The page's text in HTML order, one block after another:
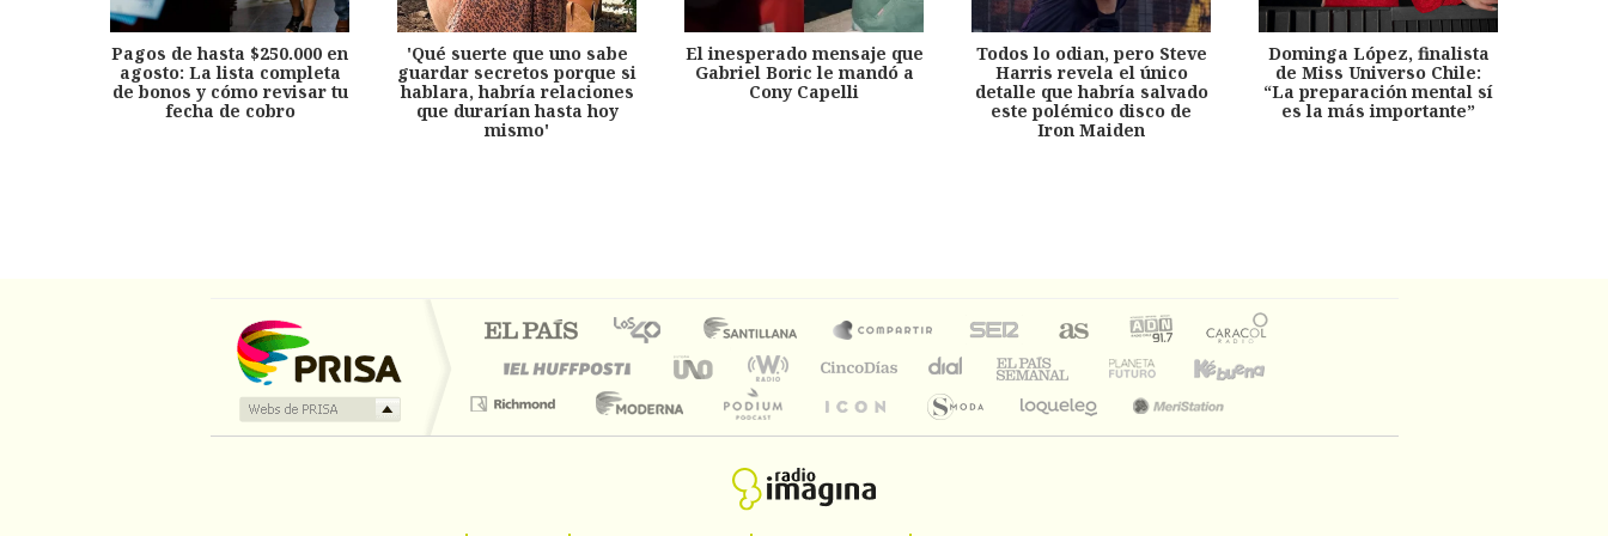
Pagos de hasta $250.000 en
agosto: La lista completa
de bonos y cómo revisar tu
fecha de cobro
'Qué suerte que uno sabe
guardar secretos porque si
hablara, habría relaciones
que durarían hasta hoy
mismo'
El inesperado mensaje que
Gabriel Boric le mandó a
Cony Capelli
Todos lo odian, pero Steve
Harris revela el único
detalle que habría salvado
este polémico disco de
Iron Maiden
Dominga López, finalista
de Miss Universo Chile:
“La preparación mental sí
es la más importante”